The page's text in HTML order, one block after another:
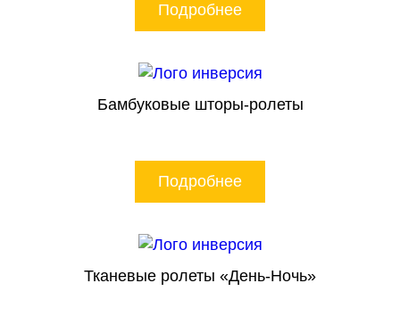
Подробнее
Бамбуковые шторы-ролеты
Подробнее
Тканевые ролеты «День-Ночь»